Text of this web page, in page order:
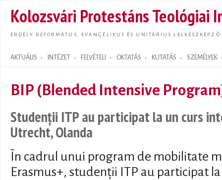
Kolozsvári Protestáns Teológiai
ERDÉLY REFORMÁTUS, EVANGÉLIKUS ÉS UNITÁRIUS LELKÉSZKÉPZŐ
AKTUÁLIS INTÉZET FELVÉTELI OKTATÁS KUTATÁS SZEMÉLYEK
Search form
BIP (Blended Intensive
Studenții ITP au participat la un curs
Utrecht, Olanda
În cadrul unui program de mobilitate
Erasmus+, studenții ITP au participat